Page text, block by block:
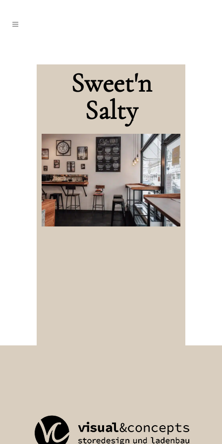
Sweet'n
Salty